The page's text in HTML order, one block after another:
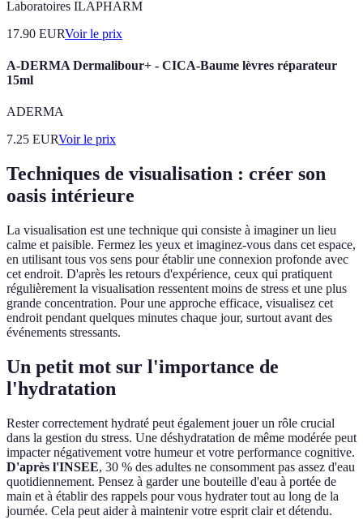
Laboratoires ILAPHARM
17.90 EURVoir le prix
A-DERMA Dermalibour+ - CICA-Baume lèvres réparateur
15ml
ADERMA
7.25 EURVoir le prix
Techniques de visualisation : créer son
oasis intérieure
La visualisation est une technique qui consiste à imaginer un lieu
calme et paisible. Fermez les yeux et imaginez-vous dans cet espace,
en utilisant tous vos sens pour établir une connexion profonde avec
cet endroit. D'après les retours d'expérience, ceux qui pratiquent
régulièrement la visualisation ressentent moins de stress et une plus
grande concentration. Pour une approche efficace, visualisez cet
endroit pendant quelques minutes chaque jour, surtout avant des
événements stressants.
Un petit mot sur l'importance de
l'hydratation
Rester correctement hydraté peut également jouer un rôle crucial
dans la gestion du stress. Une déshydratation de même modérée peut
impacter négativement votre humeur et votre performance cognitive.
D'après l'INSEE, 30 % des adultes ne consomment pas assez d'eau
quotidiennement. Pensez à garder une bouteille d'eau à portée de
main et à établir des rappels pour vous hydrater tout au long de la
journée. Cela peut aider à maintenir votre esprit clair et détendu.